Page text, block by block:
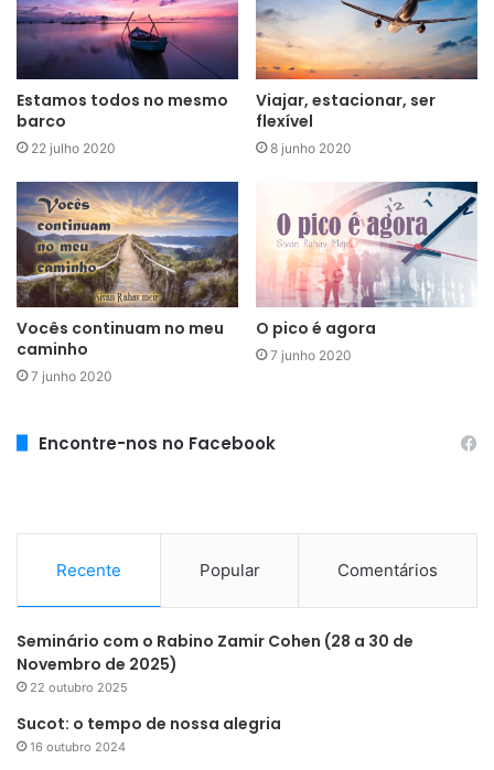
Estamos todos no mesmo
barco
22 julho 2020
Viajar, estacionar, ser
flexível
8 junho 2020
Vocês continuam no meu
caminho
7 junho 2020
O pico é agora
7 junho 2020
Encontre-nos no Facebook
Recente Popular Comentários
Seminário com o Rabino Zamir Cohen (28 a 30 de
Novembro de 2025)
22 outubro 2025
Sucot: o tempo de nossa alegria
16 outubro 2024